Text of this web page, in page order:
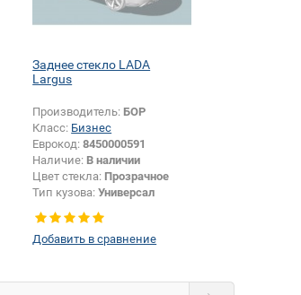
Заднее стекло LADA
Largus
Производитель: БОР
Класс: Бизнес
Еврокод:8450000591
Наличие: В наличии
Цвет стекла: Прозрачное
Тип кузова:Универсал
Добавить в сравнение